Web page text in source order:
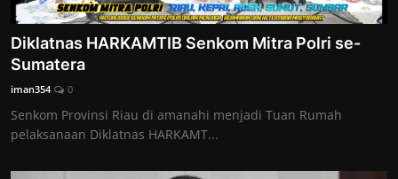
Diklatnas HARKAMTIB Senkom Mitra Polri se-
Sumatera
iman354 0
Senkom Provinsi Riau di amanahi menjadi Tuan Rumah
pelaksanaan Diklatnas HARKAMT...